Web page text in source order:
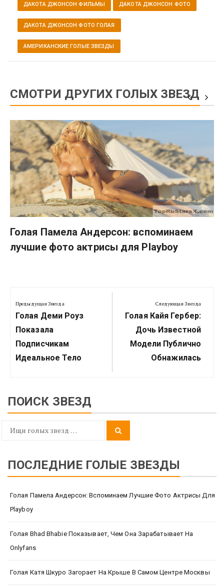
ДАКОТА ДЖОНСОН ФИЛЬМЫ ДАКОТА ДЖОНСОН ФОТО
ДАКОТА ДЖОНСОН ФОТО ГОЛАЯ
АМЕРИКАНСКИЕ ГОЛЫЕ ЗВЕЗДЫ
СМОТРИ ДРУГИХ ГОЛЫХ ЗВЕЗД
Голая Памела Андерсон: вспоминаем
лучшие фото актрисы для Playboy
по
записям
Предыдущая Звезда
Предыдущая
Звезда:
Голая Деми Роуз
Показала
Подписчикам
Идеальное Тело
Следующая Звезда
Следующая
Звезда:
Голая Кайя Гербер:
Дочь Известной
Модели Публично
Обнажилась
ПОИСК ЗВЕЗД
Search
ПОСЛЕДНИЕ ГОЛЫЕ ЗВЕЗДЫ
Голая Памела Андерсон: Вспоминаем Лучшие Фото Актрисы Для
Playboy
Голая Bhad Bhabie Показывает, Чем Она Зарабатывает На
Onlyfans
Голая Катя Шкуро Загорает На Крыше В Самом Центре Москвы